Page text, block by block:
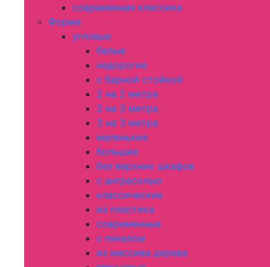
современная классика
Форма
угловые
белые
недорогие
с барной стойкой
2 на 2 метра
2 на 3 метра
3 на 3 метра
маленькие
большие
без верхних шкафов
с антресолью
классические
из пластика
современные
с пеналом
из массива дерева